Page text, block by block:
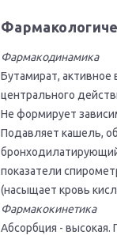
Фармакодинамика
Бутамират,
центрального
Не формирует
Подавляет кашель,
показатели
(насыщает кровь
Фармакокинетика
Абсорбция -